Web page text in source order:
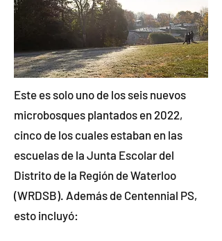
Este es solo uno de los seis nuevos
microbosques plantados en 2022,
cinco de los cuales estaban en las
escuelas de la Junta Escolar del
Distrito de la Región de Waterloo
(WRDSB). Además de Centennial PS,
esto incluyó: